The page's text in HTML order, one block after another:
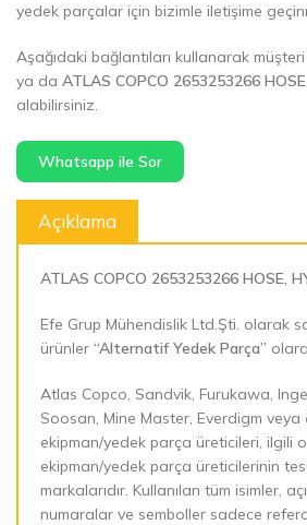
yedek parçalar için bizimle iletişime
Aşağıdaki bağlantıları kullanarak
ya da ATLAS COPCO 2653253266
alabilirsiniz.
Whatsapp ile Sor
Açıklama
ATLAS COPCO 2653253266 HOSE,
Efe Grup Mühendislik Ltd.Şti. olarak
ürünler “Alternatif Yedek Parça”
Atlas Copco, Sandvik, Furukawa,
Soosan, Mine Master, Everdigm veya
ekipman/yedek parça üreticileri, ilgili
ekipman/yedek parça üreticilerinin
markalarıdır. Kullanılan tüm isimler,
numaralar ve semboller sadece